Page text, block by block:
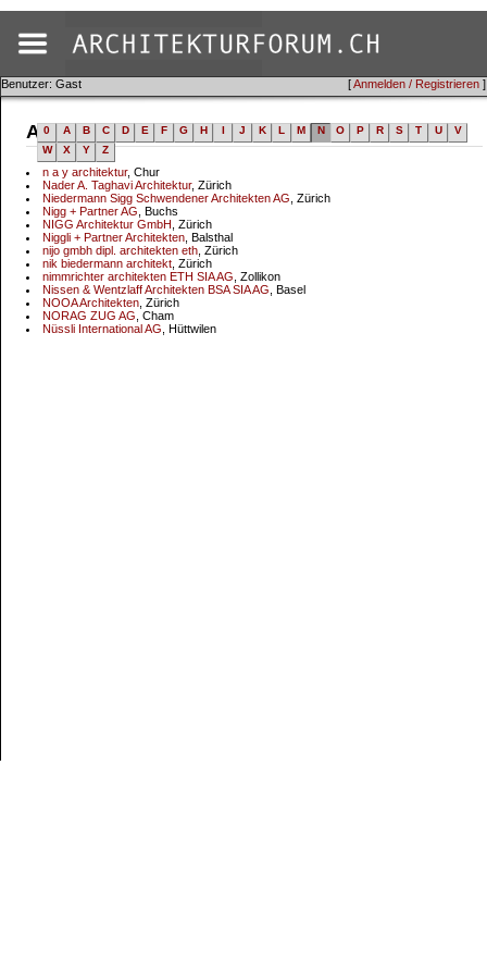
[Anmelden / Registrieren ]
Benutzer: Gast
Adressen
0 A B C D E F G H I J K L M N O P R S T U
V
W
X Y Z
n a y architektur, Chur
Nader A. Taghavi Architektur, Zürich
Niedermann Sigg Schwendener Architekten AG , Zürich
Nigg + Partner AG , Buchs
NIGG Architektur GmbH , Zürich
Niggli + Partner Architekten , Balsthal
nijo gmbh dipl. architekten eth , Zürich
nik biedermann architekt , Zürich
nimmrichter architekten ETH SIA AG , Zollikon
Nissen & Wentzlaff Architekten BSA SIA AG , Basel
NOOA Architekten , Zürich
NORAG ZUG AG , Cham
Nüssli International AG , Hüttwilen